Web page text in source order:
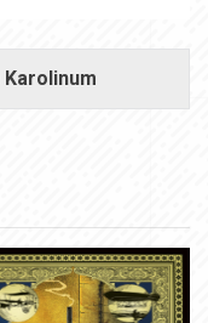
Karolinum